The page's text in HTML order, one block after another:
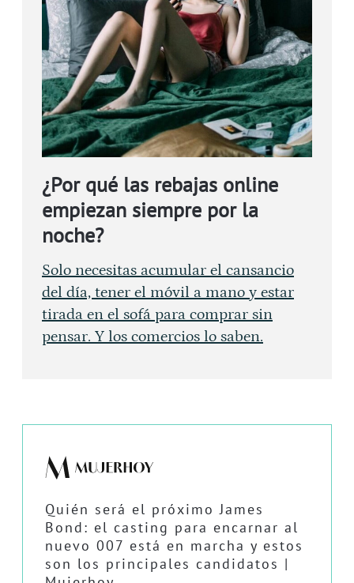
¿Por qué las rebajas online
empiezan siempre por la
noche?
Solo necesitas acumular el cansancio
del día, tener el móvil a mano y estar
tirada en el sofá para comprar sin
pensar. Y los comercios lo saben.
Quién será el próximo James
Bond: el casting para encarnar al
nuevo 007 está en marcha y estos
son los principales candidatos |